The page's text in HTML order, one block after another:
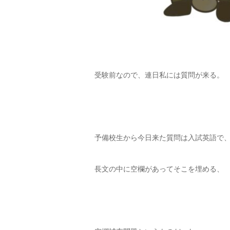
受験前なので、連日私には質問が来る。
予備校生から今日来た質問は入試英語で
長文の中に空欄があってそこを埋める、